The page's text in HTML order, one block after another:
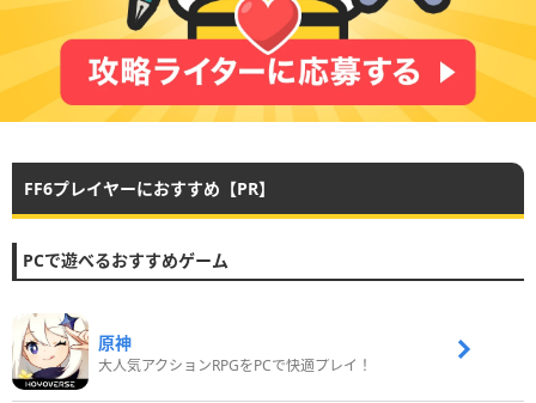
FF6プレイヤーにおすすめ【PR】
PCで遊べるおすすめゲーム
原神
大人気アクションRPGをPCで快適プレイ！